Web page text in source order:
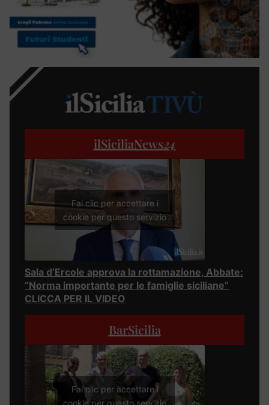
ilSiciliaNews24
Fai clic per accettare i
cookie per questo servizio
Sala d’Ercole approva la rottamazione, Abbate:
“Norma importante per le famiglie siciliane”
CLICCA PER IL VIDEO
BarSicilia
Fai clic per accettare i
cookie per questo servizio